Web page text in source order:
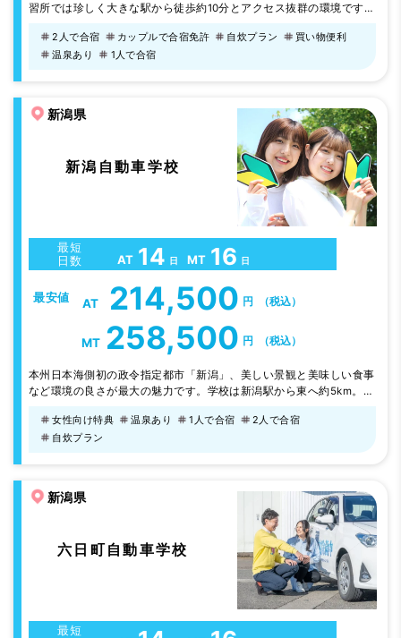
習所では珍しく大きな駅から徒歩約10分とアクセス抜群の環境です。
もバッチリです♪『怒らない』『焦らない』『諦めない』をモットー
とした教習も魅力。※多くの方にご入校頂けるように契約ホテルも多
2人で合宿 カップルで合宿免許 自炊プラン
買い物便利
温泉あり
1人で合宿
新潟県
新潟自動車学校
最短
日数
AT 14 日 MT 16 日
最安値 AT 214,500 円 （税込）
MT 258,500 円 （税込）
本州日本海側初の政令指定都市「新潟」、美しい景観と美味しい食事
など環境の良さが最大の魅力です。学校は新潟駅から東へ約5km。
技術もしっかり身に付きます。すべての宿泊ホテルは新潟駅より徒歩
5～6分以内。買物も遊びも全て徒歩圏内でできるので、生活環境は
女性向け特典 温泉あり 1人で合宿
2人で合宿
自炊プラン
新潟県
六日町自動車学校
最短